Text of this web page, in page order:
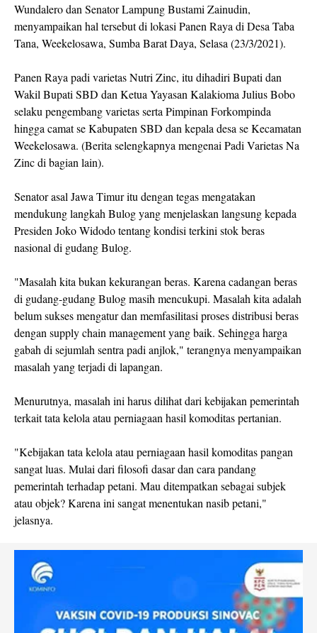
Wundalero dan Senator Lampung Bustami Zainudin,
menyampaikan hal tersebut di lokasi Panen Raya di Desa Taba
Tana, Weekelosawa, Sumba Barat Daya, Selasa (23/3/2021).
Panen Raya padi varietas Nutri Zinc, itu dihadiri Bupati dan
Wakil Bupati SBD dan Ketua Yayasan Kalakioma Julius Bobo
selaku pengembang varietas serta Pimpinan Forkompinda
hingga camat se Kabupaten SBD dan kepala desa se Kecamatan
Weekelosawa. (Berita selengkapnya mengenai Padi Varietas Na
Zinc di bagian lain).
Senator asal Jawa Timur itu dengan tegas mengatakan
mendukung langkah Bulog yang menjelaskan langsung kepada
Presiden Joko Widodo tentang kondisi terkini stok beras
nasional di gudang Bulog.
"Masalah kita bukan kekurangan beras. Karena cadangan beras
di gudang-gudang Bulog masih mencukupi. Masalah kita adalah
belum sukses mengatur dan memfasilitasi proses distribusi beras
dengan supply chain management yang baik. Sehingga harga
gabah di sejumlah sentra padi anjlok," terangnya menyampaikan
masalah yang terjadi di lapangan.
Menurutnya, masalah ini harus dilihat dari kebijakan pemerintah
terkait tata kelola atau perniagaan hasil komoditas pertanian.
"Kebijakan tata kelola atau perniagaan hasil komoditas pangan
sangat luas. Mulai dari filosofi dasar dan cara pandang
pemerintah terhadap petani. Mau ditempatkan sebagai subjek
atau objek? Karena ini sangat menentukan nasib petani,"
jelasnya.